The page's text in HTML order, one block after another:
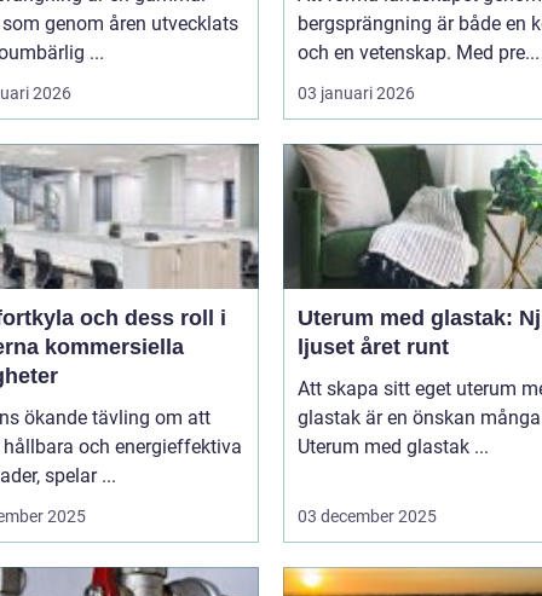
genom åren utvecklats
...
2026
bergsprängning är både en
och en vetenskap. Med pre...
03 januari 2026
och dess roll i
kommersiella
ökande tävling om att
och energieffektiva
spelar ...
2025
Uterum med glastak:
ljuset året runt
Att skapa sitt eget uterum
glastak är en önskan
Uterum med glastak ...
03 december 2025